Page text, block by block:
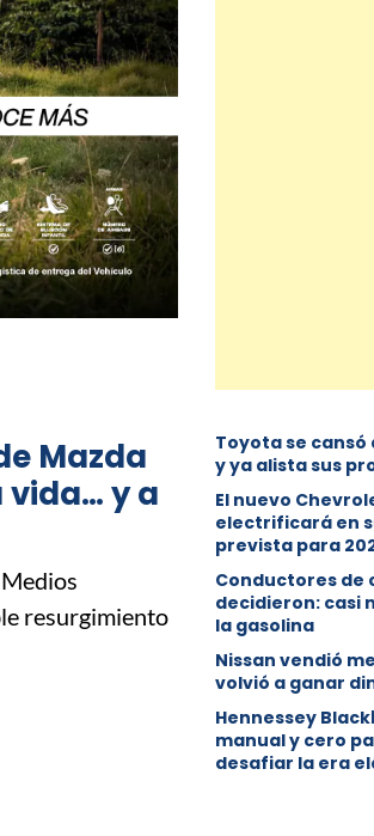
Mazda
vida… y a
resurgimiento
Toyota se
y ya alista sus
El nuevo
electrificará en
prevista para
Conductores de
decidieron: casi
la gasolina
Nissan vendió
volvió a ganar
Hennessey
manual y cero
desafiar la era